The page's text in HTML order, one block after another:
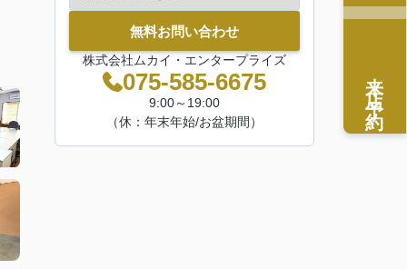
無料お問い合わせ
株式会社ムカイ・エンタープライズ
075-585-6675
9:00～19:00
（休：年末年始/お盆期間）
来店予約